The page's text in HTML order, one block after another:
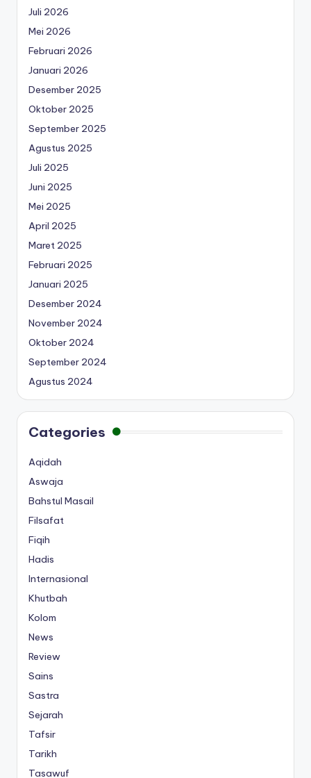
Juli 2026
Mei 2026
Februari 2026
Januari 2026
Desember 2025
Oktober 2025
September 2025
Agustus 2025
Juli 2025
Juni 2025
Mei 2025
April 2025
Maret 2025
Februari 2025
Januari 2025
Desember 2024
November 2024
Oktober 2024
September 2024
Agustus 2024
Categories
Aqidah
Aswaja
Bahstul Masail
Filsafat
Fiqih
Hadis
Internasional
Khutbah
Kolom
News
Review
Sains
Sastra
Sejarah
Tafsir
Tarikh
Tasawuf